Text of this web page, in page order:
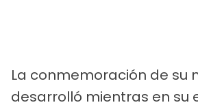
La conmemoración de su
desarrolló mientras en su